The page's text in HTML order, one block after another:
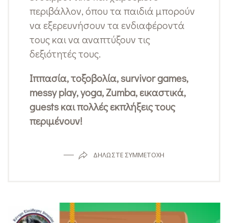
περιβάλλον, όπου τα παιδιά μπορούν
να εξερευνήσουν τα ενδιαφέροντά
τους και να αναπτύξουν τις
δεξιότητές τους.
Ιππασία, τοξοβολία, survivor games,
messy play, yoga, Zumba, εικαστικά,
guests και πολλές εκπλήξεις τους
περιμένουν!
ΔΗΛΏΣΤΕ ΣΥΜΜΕΤΟΧΉ